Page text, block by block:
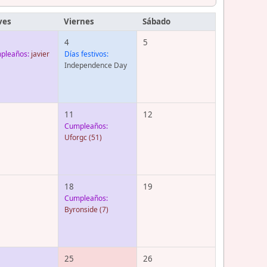
Viernes Sábado
javier
4
Días festivos:
Independence Day
5
11
Cumpleaños:
Uforgc(51)
12
18
Cumpleaños:
Byronside(7)
19
25 26